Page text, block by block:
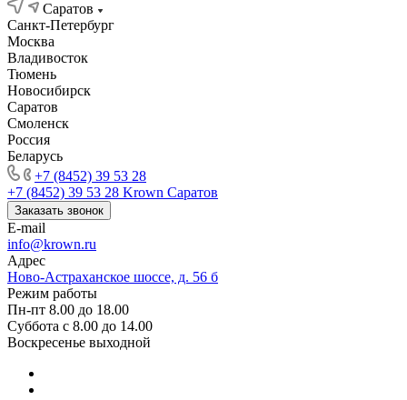
Саратов
Санкт-Петербург
Москва
Владивосток
Тюмень
Новосибирск
Саратов
Смоленск
Россия
Беларусь
+7 (8452) 39 53 28
+7 (8452) 39 53 28 Krown Саратов
Заказать звонок
E-mail
info@krown.ru
Адрес
Ново-Астраханское шоссе, д. 56 б
Режим работы
Пн-пт 8.00 до 18.00
Суббота с 8.00 до 14.00
Воскресенье выходной